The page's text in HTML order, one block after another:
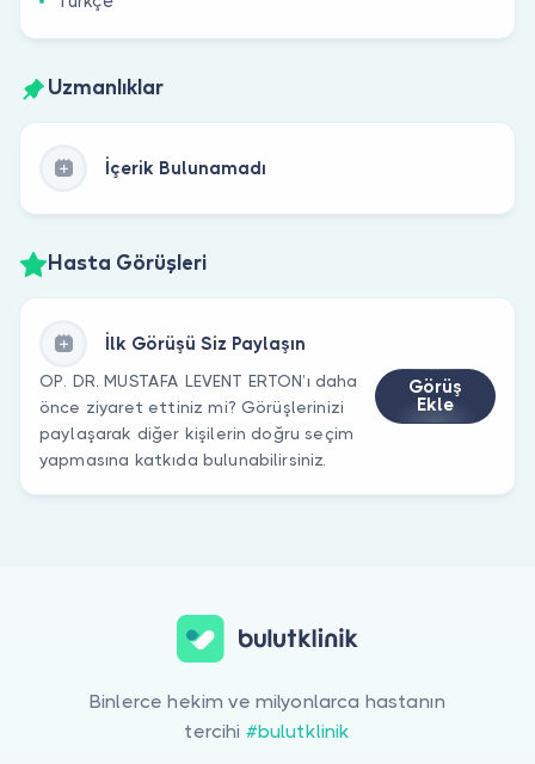
Uzmanlıklar
İçerik Bulunamadı
Hasta Görüşleri
İlk Görüşü Siz Paylaşın
OP. DR. MUSTAFA LEVENT ERTON’ı daha
önce ziyaret ettiniz mi? Görüşlerinizi
paylaşarak diğer kişilerin doğru seçim
yapmasına katkıda bulunabilirsiniz.
Görüş
Ekle
Binlerce hekim ve milyonlarca hastanın
tercihi #bulutklinik